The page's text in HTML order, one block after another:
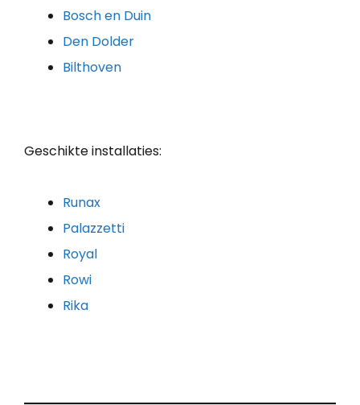
Bosch en Duin
Den Dolder
Bilthoven
Geschikte installaties:
Runax
Palazzetti
Royal
Rowi
Rika